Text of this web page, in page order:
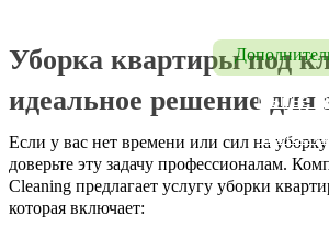
Мытье
Мытье
Уборка квартиры под
идеальное решение для
Если у вас нет времени или сил на уборку
доверьте эту задачу профессионалам.
Cleaning предлагает услугу уборки
которая включает: